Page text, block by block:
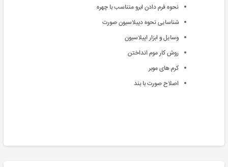
نحوه فرم دادن ابرو متناسب با چهره
شناسایی نحوه دپیلاسیون صورت
وسایل و ابزار اپیلاسیون
روش کار موم انداختن
کرم های موبر
اصلاح صورت با بند